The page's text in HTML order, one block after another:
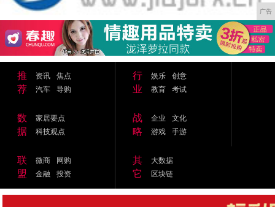
广告
推
荐
资讯
焦点
汽车
导购
行
业
娱乐
创意
教育
考试
数
据
家居要点
科技观点
战
略
企业
文化
游戏
手游
联
盟
微商
网购
金融
投资
其
它
大数据
区块链